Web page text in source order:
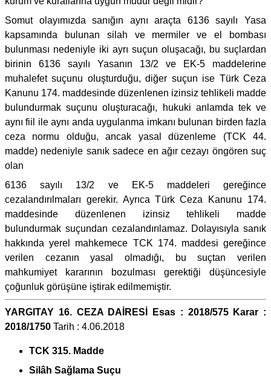
Somut olayımızda sanığın aynı araçta 6136 sayılı Yasa
kapsamında bulunan silah ve mermiler ve el bombası
bulunması nedeniyle iki ayrı suçun oluşacağı, bu suçlardan
birinin 6136 sayılı Yasanın 13/2 ve EK-5 maddelerine
muhalefet suçunu oluşturduğu, diğer suçun ise Türk Ceza
Kanunu 174. maddesinde düzenlenen izinsiz tehlikeli madde
bulundurmak suçunu oluşturacağı, hukuki anlamda tek ve
aynı fiil ile aynı anda uygulanma imkanı bulunan birden fazla
ceza normu olduğu, ancak yasal düzenleme (TCK 44.
madde) nedeniyle sanık sadece en ağır cezayı öngören suç
olan
6136 sayılı 13/2 ve EK-5 maddeleri gereğince
cezalandırılmaları gerekir. Ayrıca Türk Ceza Kanunu 174.
maddesinde düzenlenen izinsiz tehlikeli madde
bulundurmak suçundan cezalandırılamaz. Dolayısıyla sanık
hakkında yerel mahkemece TCK 174. maddesi gereğince
verilen cezanın yasal olmadığı, bu suçtan verilen
mahkumiyet kararının bozulması gerektiği düşüncesiyle
çoğunluk görüşüne iştirak edilmemiştir.
YARGITAY 16. CEZA DAİRESİ Esas : 2018/575 Karar :
2018/1750 Tarih : 4.06.2018
TCK 315. Madde
Silâh Sağlama Suçu